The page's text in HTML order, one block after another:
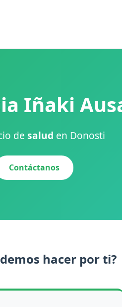
Iñaki
de salud en Donosti
Contáctanos
hacer por ti?